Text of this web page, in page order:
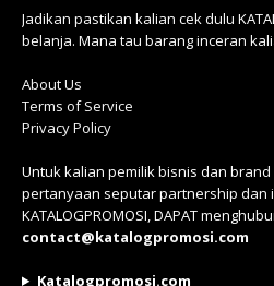
Jadikan pastikan kalian cek dulu
belanja. Mana tau barang inceran
About Us
Terms of Service
Privacy Policy
Untuk kalian pemilik bisnis dan
pertanyaan seputar partnership dan
KATALOGPROMOSI, DAPAT
contact@katalogpromosi.com
Katalogpromosi.com